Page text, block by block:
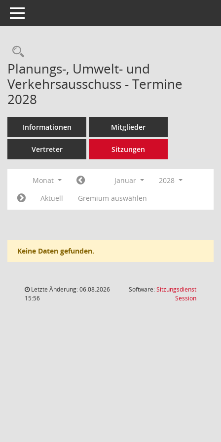
Toggle navigation
Rechercheauswahl
Planungs-, Umwelt- und
Verkehrsausschuss - Termine
2028
Informationen Mitglieder
Vertreter Sitzungen
Monat Januar
2028
Aktuell
Gremium auswählen
Keine Daten gefunden.
Letzte Änderung: 06.08.2026
15:56
Software:Sitzungsdienst
Session(Wird in